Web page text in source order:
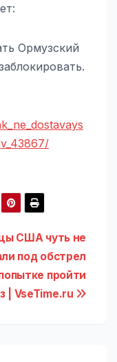
Ормузский
США чуть не
под обстрел
пройти
| VseTime.ru